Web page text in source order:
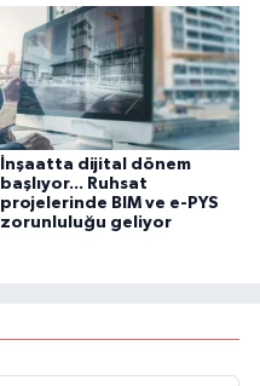
İnşaatta dijital dönem
başlıyor... Ruhsat
projelerinde BIM ve e-PYS
zorunluluğu geliyor